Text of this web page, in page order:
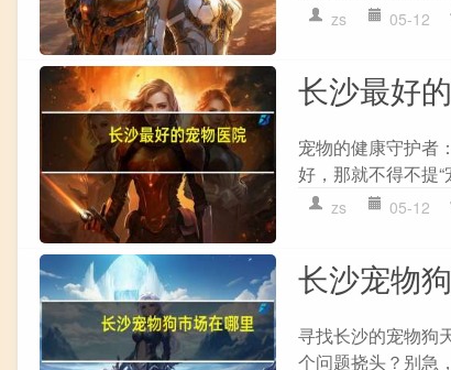
zs 05-12
长沙最好
宠物的健康守护者
好，那就不得不提
zs 05-12
长沙宠物
寻找长沙的宠物狗
个问题挠头？别急